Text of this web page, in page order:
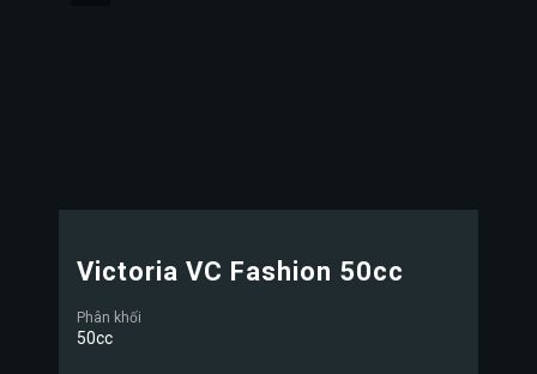
Victoria VC Fashion 50cc
Phân khối
50cc